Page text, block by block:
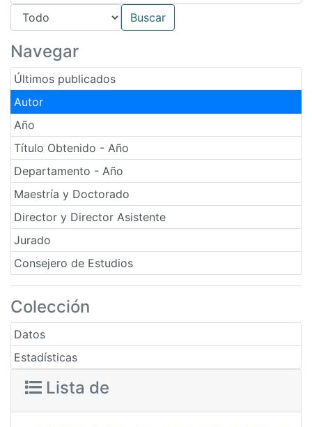
Navegar
Últimos publicados
Autor
Año
Título Obtenido - Año
Departamento - Año
Maestría y Doctorado
Director y Director Asistente
Jurado
Consejero de Estudios
Colección
Datos
Estadísticas
Lista de